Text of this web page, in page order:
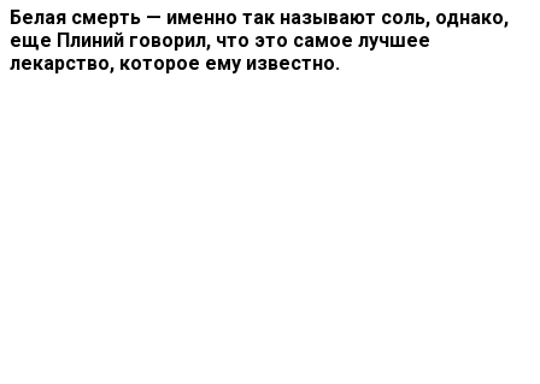
Белая смерть — именно так называют соль, однако,
еще Плиний говорил, что это самое лучшее
лекарство, которое ему известно.